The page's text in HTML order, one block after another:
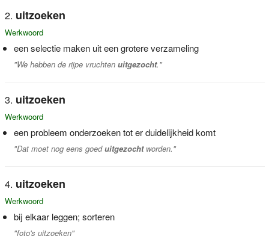
uitzoeken
Werkwoord
een selectie maken uit een grotere verzameling
"We hebben de rijpe vruchten uitgezocht."
uitzoeken
Werkwoord
een probleem onderzoeken tot er duidelijkheid komt
"Dat moet nog eens goeduitgezochtworden."
uitzoeken
Werkwoord
bij elkaar leggen; sorteren
"foto's uitzoeken"